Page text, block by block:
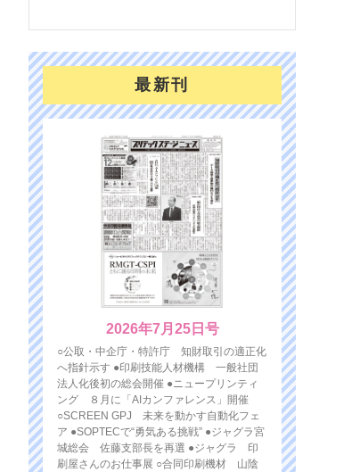
最新刊
2026年7月25日号
○公取・中企庁・特許庁 知財取引の適正化
へ指針示す ●印刷技能人材機構 一般社団
法人化後初の総会開催 ●ニュープリンティ
ング ８月に「AIカンファレンス」開催
○SCREEN GPJ 未来を動かす自動化フェ
ア ●SOPTECで“勇気ある挑戦” ●ジャグラ宮
城総会 佐藤支部長を再選 ●ジャグラ 印
刷屋さんのお仕事展 ○合同印刷機材 山陰